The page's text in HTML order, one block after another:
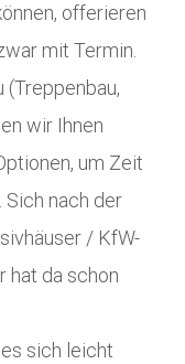
offerieren
mit Termin.
(Treppenbau,
wir Ihnen
um Zeit
Sich nach der
/ KfW-
hat da schon
sich leicht